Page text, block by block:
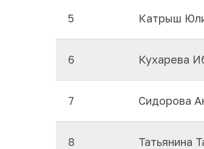
5 Катрыш
6 Кухарева
7 Сидорова
8 Татьянина